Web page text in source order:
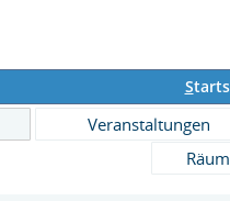
S
Veranstaltungen